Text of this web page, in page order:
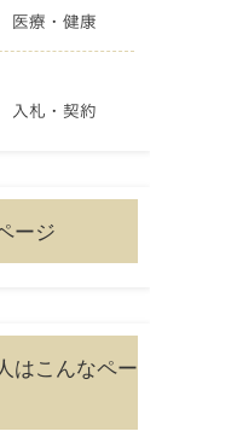
医療・健康
入札・契約
ージ
はこんなペー